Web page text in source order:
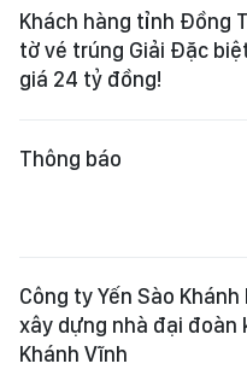
Khách hàng tỉnh Đồng
tờ vé trúng Giải Đặc
giá 24 tỷ đồng!
Thông báo
Công ty Yến Sào
xây dựng nhà đại đoàn
Khánh Vĩnh